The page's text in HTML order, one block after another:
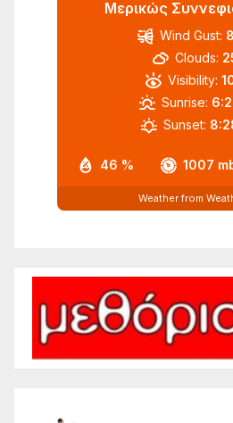
Μερικώς
46 % 1007
Wind Gust:
Clouds:
Visibility:
Sunrise:
Sunset:
Weather from